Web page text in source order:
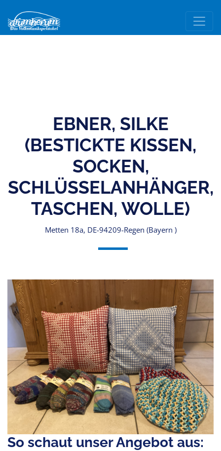
EBNER, SILKE
(BESTICKTE KISSEN,
SOCKEN,
SCHLÜSSELANHÄNGER,
TASCHEN, WOLLE)
Metten 18a, DE-94209-Regen (Bayern )
So schaut unser Angebot aus: